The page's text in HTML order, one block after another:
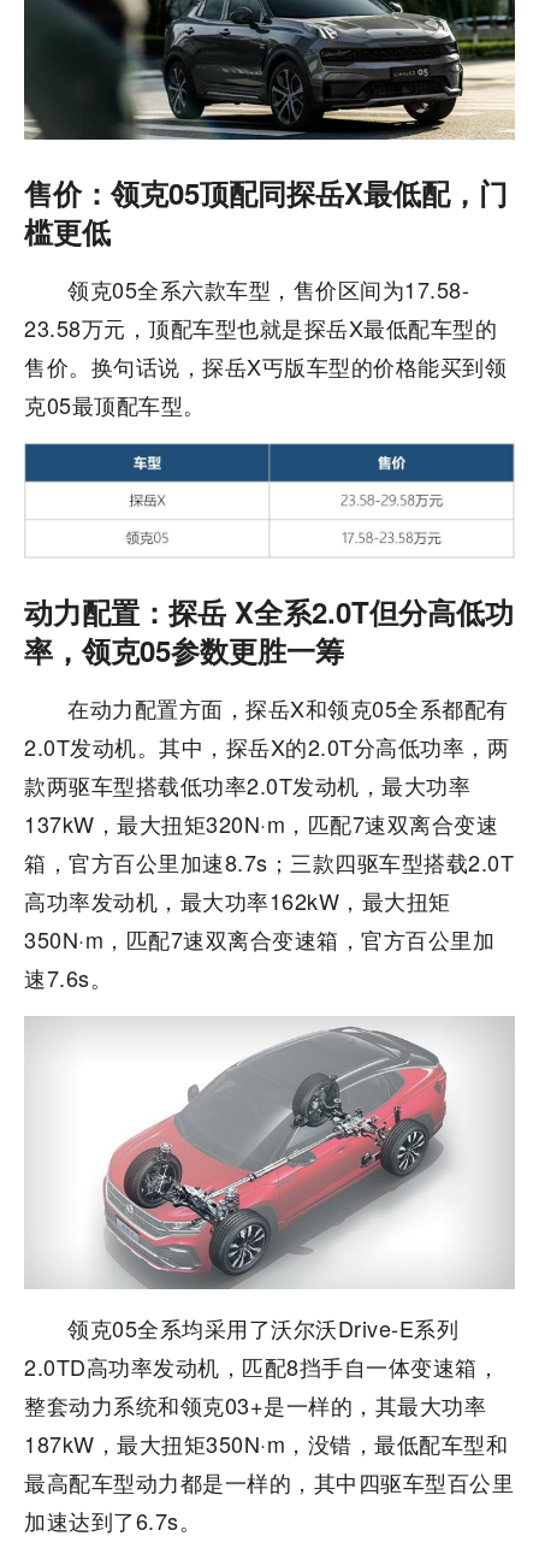
售价：领克05顶配同探岳X最低配，门
槛更低
领克05全系六款车型，售价区间为17.58-
23.58万元，顶配车型也就是探岳X最低配车型的
售价。换句话说，探岳X丐版车型的价格能买到领
克05最顶配车型。
动力配置：探岳 X全系2.0T但分高低功
率，领克05参数更胜一筹
在动力配置方面，探岳X和领克05全系都配有
2.0T发动机。其中，探岳X的2.0T分高低功率，两
款两驱车型搭载低功率2.0T发动机，最大功率
137kW，最大扭矩320N·m，匹配7速双离合变速
箱，官方百公里加速8.7s；三款四驱车型搭载2.0T
高功率发动机，最大功率162kW，最大扭矩
350N·m，匹配7速双离合变速箱，官方百公里加
速7.6s。
领克05全系均采用了沃尔沃Drive-E系列
2.0TD高功率发动机，匹配8挡手自一体变速箱，
整套动力系统和领克03+是一样的，其最大功率
187kW，最大扭矩350N·m，没错，最低配车型和
最高配车型动力都是一样的，其中四驱车型百公里
加速达到了6.7s。